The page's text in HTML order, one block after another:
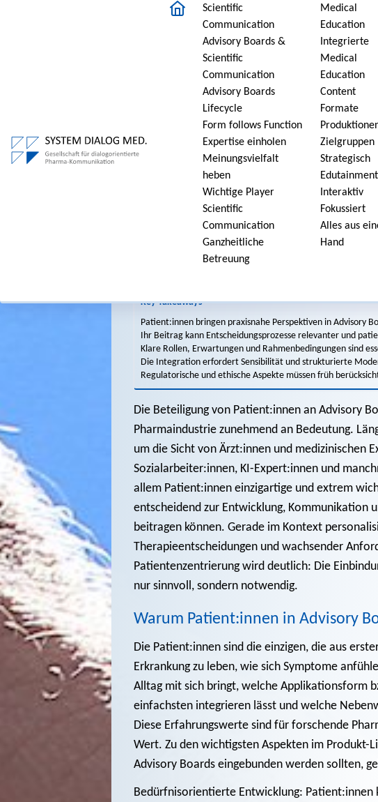
Scientific
Communication
Advisory Boards &
Scientific
Communication
Advisory Boards
Lifecycle
Form follows Function
Expertise einholen
Meinungsvielfalt
heben
Wichtige Player
Scientific
Communication
Ganzheitliche
Betreuung
Medical
Education
Integrierte
Medical
Education
Content
Formate
Zielgruppen
Strategisch
Edutainment
Interaktiv
Fokussiert
Alles aus
Hand
Patient:innen in Advisory Boards:
Die Perspektive von Patient:innen in Advisory Boards
Patientenbeteiligung in Advisory
Herausforderungen und
04.07.2025 (Aktualisiert Mar/2026) Autor: Redaktion
Kurz zusammengefasst
Die Einbindung von Patient:innen in Advisory Boards kann
reale Versorgungssituationen, Bedürfnisse und
echten Mehrwert sind klar definierte Zielsetzungen,
Key Takeaways
Patient:innen bringen praxisnahe Perspektiven in Advisory
Ihr Beitrag kann Entscheidungsprozesse relevanter und
Klare Rollen, Erwartungen und Rahmenbedingungen sind
Die Integration erfordert Sensibilität und strukturierte
Regulatorische und ethische Aspekte müssen früh
Die Beteiligung von Patient:innen an Advisory
Pharmaindustrie zunehmend an Bedeutung.
um die Sicht von Ärzt:innen und medizinischen
Sozialarbeiter:innen, KI-Expert:innen und
allem Patient:innen einzigartige und extrem
entscheidend zur Entwicklung, Kommunikation
beitragen können. Gerade im Kontext
Therapieentscheidungen und wachsender
Patientenzentrierung wird deutlich: Die
nur sinnvoll, sondern notwendig.
Warum Patient:innen in Advisory
Die Patient:innen sind die einzigen, die aus
Erkrankung zu leben, wie sich Symptome
Alltag mit sich bringt, welche Applikationsform
einfachsten integrieren lässt und welche
Diese Erfahrungswerte sind für forschende
Wert. Zu den wichtigsten Aspekten im Produkt-
Advisory Boards eingebunden werden sollten,
Bedürfnisorientierte Entwicklung: Patient:innen